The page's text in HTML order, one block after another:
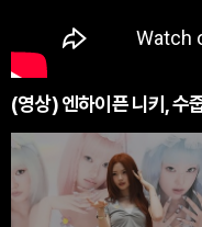
(영상) 엔하이픈 니키, 수